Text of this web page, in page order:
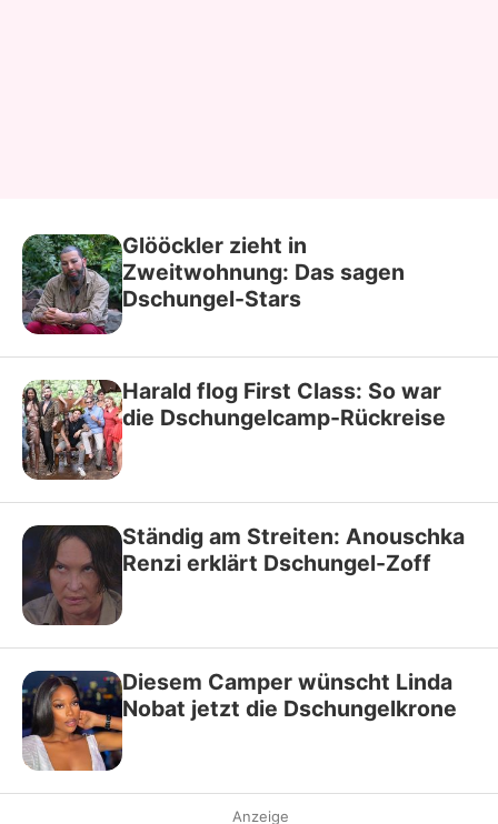
Glööckler zieht in
Zweitwohnung: Das sagen
Dschungel-Stars
Harald flog First Class: So war
die Dschungelcamp-Rückreise
Ständig am Streiten: Anouschka
Renzi erklärt Dschungel-Zoff
Diesem Camper wünscht Linda
Nobat jetzt die Dschungelkrone
Anzeige